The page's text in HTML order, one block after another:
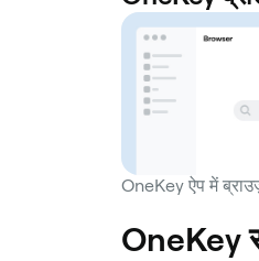
OneKey ऐप में
OneKey